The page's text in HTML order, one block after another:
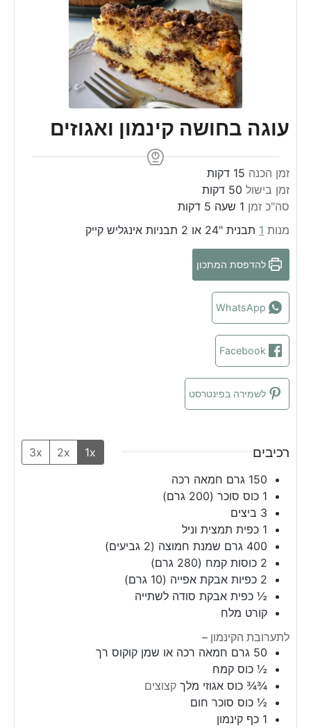
עוגה בחושה קינמון ואגוזים
זמן הכנה 15
m
i
n
t
s
דקות
זמן בישול 50
m
i
u
e
s
דקות
סה"כ זמן 1
h
u
שעה 5
m
n
t
דקות
מנות 1 תבנית "24 או 2 תבניות אינגליש קייק
להדפסת המתכון
WhatsApp
לשמירה בפינטרסט
רכיבים 1x
2x
3x
150 גרם חמאה רכה
1 כוס סוכר (200 גרם)
3 ביצים
1 כפית תמצית וניל
400 גרם שמנת חמוצה (2 גביעים)
2 כוסות קמח (280 גרם)
2 כפיות אבקת אפייה (10 גרם)
½ כפית אבקת סודה לשתייה
קורט מלח
לתערובת הקינמון –
50 גרם חמאה רכה או שמן קוקוס רך
½ כוס קמח
¾¾ כוס אגוזי מלך קצוצים
½ כוס סוכר חום
1 כף קינמון